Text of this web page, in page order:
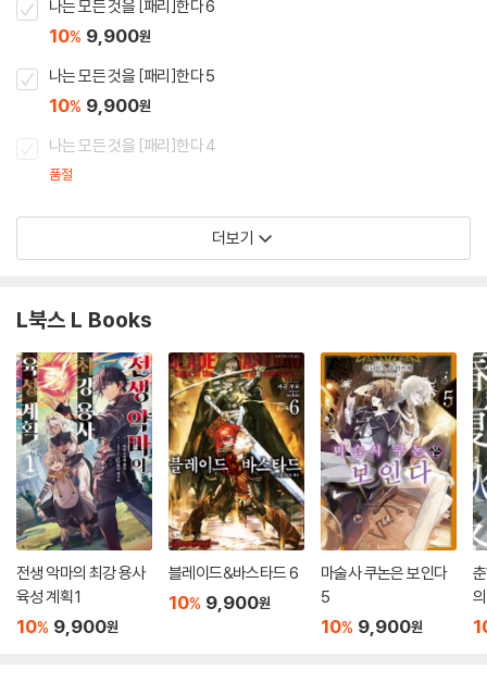
나는 모든 것을 [패리]한다 6
10% 9,900원
나는 모든 것을 [패리]한다 5
10% 9,900원
나는 모든 것을 [패리]한다 4
품절
더보기
L북스 L Books
전생 악마의 최강 용사
육성 계획 1
10% 9,900원
블레이드&바스타드 6
10% 9,900원
마술사 쿠논은 보인다
5
10% 9,900원